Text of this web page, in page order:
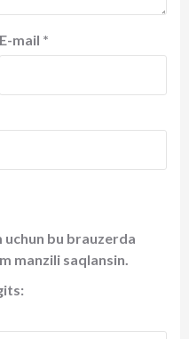
E-mail *
bu brauzerda
manzili saqlansin.